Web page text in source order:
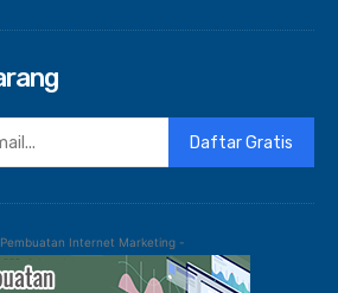
Daftar Gratis
Internet Marketing -